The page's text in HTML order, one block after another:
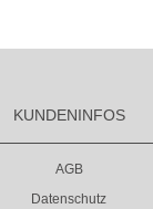
KUNDENINFOS
AGB
Datenschutz